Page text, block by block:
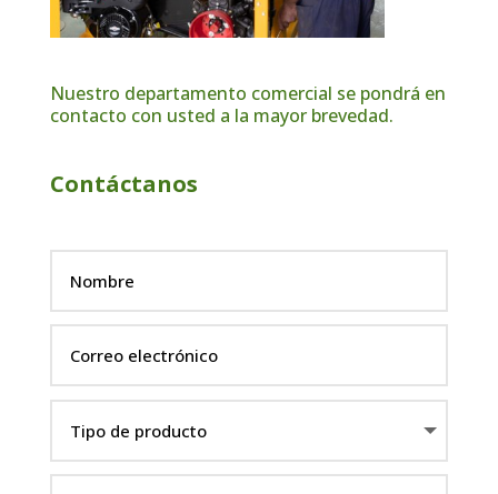
Nuestro departamento comercial se pondrá en
contacto con usted a la mayor brevedad.
Contáctanos